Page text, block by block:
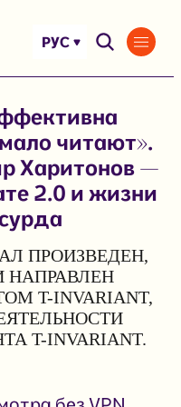
РУС
читают».
Харитонов —
2.0 и жизни
ПРОИЗВЕДЕН,
НАПРАВЛЕН
T-INVARIANT,
T-INVARIANT.